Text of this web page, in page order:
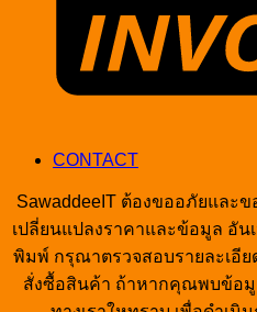
CONTACT
SawaddeeIT ต้องขออภัยและ
เปลี่ยนแปลงราคาและข้อมูล อั
พิมพ์ กรุณาตรวจสอบรายละเอี
สั่งซื้อสินค้า ถ้าหากคุณพบข้อ